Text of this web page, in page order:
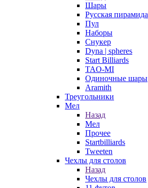
Шары
Русская пирамида
Пул
Наборы
Снукер
Dyna | spheres
Start Billiards
TAO-MI
Одиночные шары
Aramith
Треугольники
Мел
Назад
Мел
Прочее
Startbilliards
Tweeten
Чехлы для столов
Назад
Чехлы для столов